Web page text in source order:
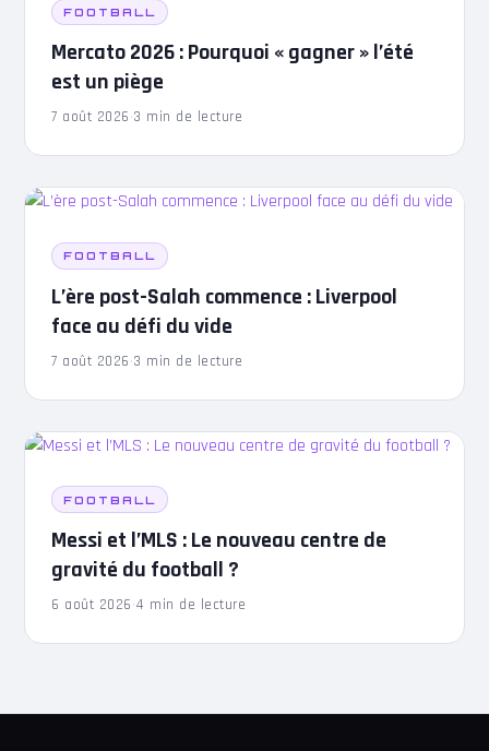
FOOTBALL
Mercato 2026 : Pourquoi « gagner » l’été
est un piège
7 août 2026·3 min de lecture
FOOTBALL
L’ère post-Salah commence : Liverpool
face au défi du vide
7 août 2026·3 min de lecture
FOOTBALL
Messi et l’MLS : Le nouveau centre de
gravité du football ?
6 août 2026·4 min de lecture